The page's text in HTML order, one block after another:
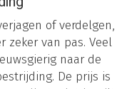
of verdelgen,
zeker van pas. Veel
naar de
De prijs is